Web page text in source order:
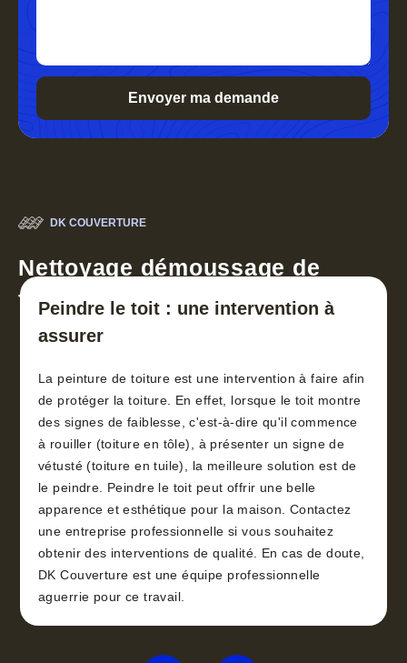
DK COUVERTURE
Nettoyage démoussage de
toiture 30
Peindre le toit : une intervention à
assurer
La peinture de toiture est une intervention à faire afin
de protéger la toiture. En effet, lorsque le toit montre
des signes de faiblesse, c'est-à-dire qu'il commence
à rouiller (toiture en tôle), à présenter un signe de
vétusté (toiture en tuile), la meilleure solution est de
le peindre. Peindre le toit peut offrir une belle
apparence et esthétique pour la maison. Contactez
une entreprise professionnelle si vous souhaitez
obtenir des interventions de qualité. En cas de doute,
DK Couverture est une équipe professionnelle
aguerrie pour ce travail.